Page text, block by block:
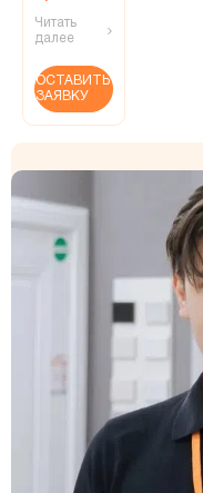
подарок!
Читать
далее
ОСТАВИТЬ
ЗАЯВКУ